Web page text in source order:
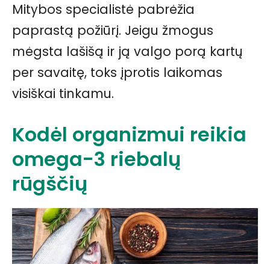
Mitybos specialistė pabrėžia
paprastą požiūrį. Jeigu žmogus
mėgsta lašišą ir ją valgo porą kartų
per savaitę, toks įprotis laikomas
visiškai tinkamu.
Kodėl organizmui reikia
omega-3 riebalų
rūgščių